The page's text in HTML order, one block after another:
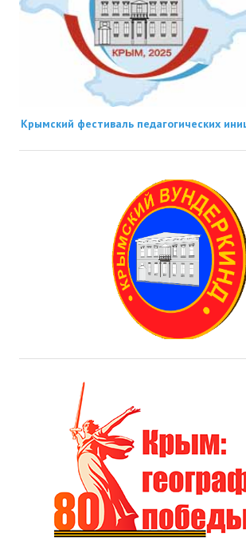
Крымский фестиваль педагогических